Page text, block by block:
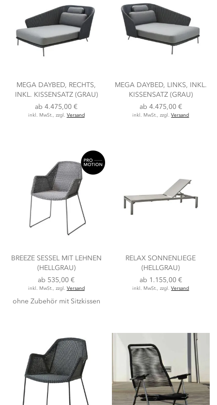
MEGA DAYBED, RECHTS,
INKL. KISSENSATZ (GRAU)
ab4.475,00 €
inkl. MwSt., zzgl. Versand
MEGA DAYBED, LINKS, INKL.
KISSENSATZ (GRAU)
ab 4.475,00 €
inkl. MwSt., zzgl.Versand
BREEZE SESSEL MIT LEHNEN
(HELLGRAU)
ab 535,00 €
inkl. MwSt., zzgl. Versand
ohne Zubehör mit Sitzkissen
RELAX SONNENLIEGE
(HELLGRAU)
ab 1.155,00 €
inkl. MwSt., zzgl.Versand